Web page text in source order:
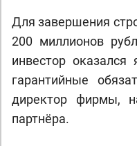
Для завершения
200 миллионов
инвестор оказался
гарантийные
директор фирмы,
партнёра.